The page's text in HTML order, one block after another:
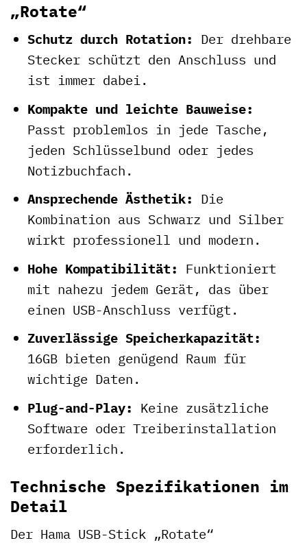
„Rotate“
Schutz durch Rotation: Der drehbare
Stecker schützt den Anschluss und
ist immer dabei.
Kompakte und leichte Bauweise:
Passt problemlos in jede Tasche,
jeden Schlüsselbund oder jedes
Notizbuchfach.
Ansprechende Ästhetik: Die
Kombination aus Schwarz und Silber
wirkt professionell und modern.
Hohe Kompatibilität: Funktioniert
mit nahezu jedem Gerät, das über
einen USB-Anschluss verfügt.
Zuverlässige Speicherkapazität:
16GB bieten genügend Raum für
wichtige Daten.
Plug-and-Play: Keine zusätzliche
Software oder Treiberinstallation
erforderlich.
Technische Spezifikationen im
Detail
Der Hama USB-Stick „Rotate“